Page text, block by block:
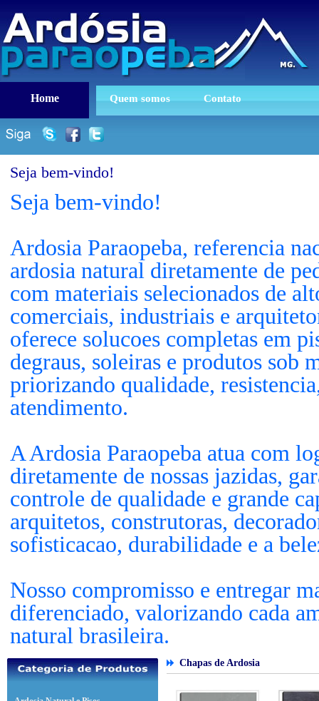
Home Quem somos Contato
Seja bem-vindo!
Seja bem-vindo!
Ardosia Paraopeba, referencia
ardosia natural diretamente de
com materiais selecionados de
comerciais, industriais e
oferece solucoes completas em
degraus, soleiras e produtos sob
priorizando qualidade,
atendimento.
A Ardosia Paraopeba atua com
diretamente de nossas jazidas,
controle de qualidade e grande
arquitetos, construtoras,
sofisticacao, durabilidade e a
Nosso compromisso e entregar
diferenciado, valorizando cada
natural brasileira.
Chapas de Ardosia